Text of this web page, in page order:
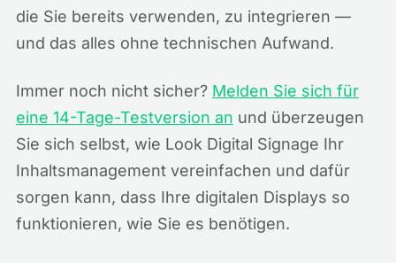
die Sie bereits verwenden, zu integrieren —
und das alles ohne technischen Aufwand.
Immer noch nicht sicher? Melden Sie sich für
eine 14-Tage-Testversion an und überzeugen
Sie sich selbst, wie Look Digital Signage Ihr
Inhaltsmanagement vereinfachen und dafür
sorgen kann, dass Ihre digitalen Displays so
funktionieren, wie Sie es benötigen.